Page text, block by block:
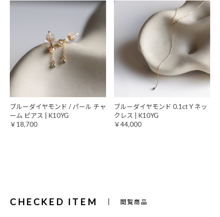
ブルーダイヤモンド / パール チャ
ーム ピアス | K10YG
￥18,700
ブルーダイヤモンド 0.1ct Y ネッ
クレス | K10YG
￥44,000
CHECKED ITEM 閲覧商品